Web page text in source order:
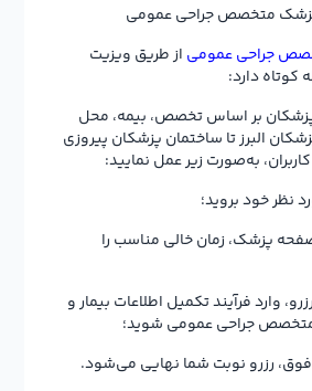
متخصص جراحی عمومی
جراحی عمومی از طریق ویزیت
کوتاه دارد:
بر اساس تخصص، بیمه، محل
البرز تا ساختمان پزشکان پیروزی
به‌صورت زیر عمل نمایید:
نظر خود بروید؛
صفحه پزشک، زمان خالی مناسب را
وارد فرآیند تکمیل اطلاعات بیمار و
جراحی عمومی شوید؛
رزرو نوبت شما نهایی می‌شود.